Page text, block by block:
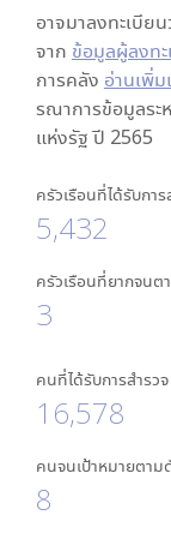
อาจมาลงทะเบี
จาก ข้อมูลผู้ลงท
การคลัง อ่านเพิ่ม
รณาการข้อมูลระ
แห่งรัฐ ปี 2565
ครัวเรือนที่ได้รับกา
5,432
ครัวเรือนที่ยากจน
3
คนที่ได้รับการสำรว
16,578
คนจนเป้าหมายตา
8